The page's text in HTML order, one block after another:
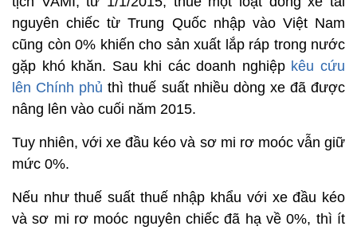
nguyên chiếc từ Trung Quốc nhập vào Việt Nam
cũng còn 0% khiến cho sản xuất lắp ráp trong nước
gặp khó khăn. Sau khi các doanh nghiệp kêu cứu
lên Chính phủ thì thuế suất nhiều dòng xe đã được
nâng lên vào cuối năm 2015.
Tuy nhiên, với xe đầu kéo và sơ mi rơ moóc vẫn giữ
mức 0%.
Nếu như thuế suất thuế nhập khẩu với xe đầu kéo
và sơ mi rơ moóc nguyên chiếc đã hạ về 0%, thì ít